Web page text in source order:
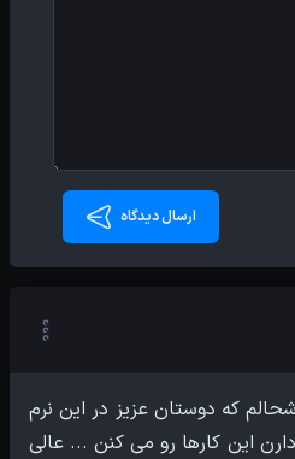
ارسال دیدگاه
که دوستان عزیز در این نرم
این کارها رو می کنن ... عالی